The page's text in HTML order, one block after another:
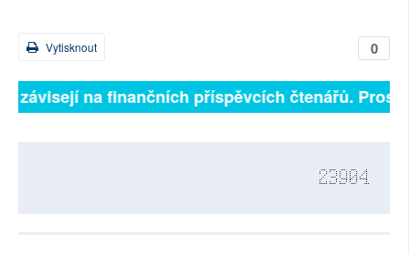
0
Vytisknout
závisejí na finančních příspěvcích čtenářů.
23904